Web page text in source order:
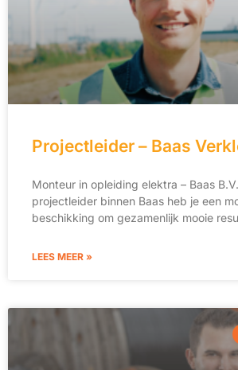
Projectleider – Baas
Monteur in opleiding elektra – Baas
projectleider binnen Baas heb je een
beschikking om gezamenlijk mooie
LEES MEER »